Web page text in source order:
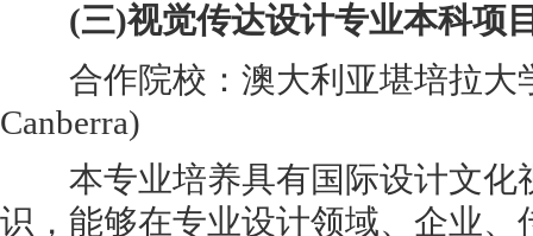
(三)视觉传达设计专业本科项
合作院校：澳大利亚堪培拉大
Canberra)
本专业培养具有国际设计文化
识，能够在专业设计领域、企业、